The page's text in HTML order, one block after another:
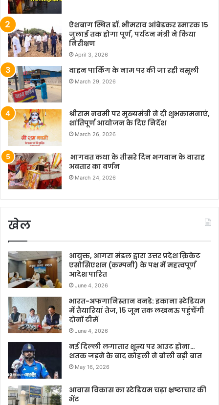
ऐशबाग स्थित डॉ. भीमराव आंबेडकर स्मारक 15
जुलाई तक होगा पूर्ण, पर्यटन मंत्री ने किया
निरीक्षण
April 3, 2026
वाहन पार्किंग के नाम पर की जा रही वसूली
March 29, 2026
श्रीराम नवमी पर मुख्यमंत्री ने दी शुभकामनाएं,
शांतिपूर्ण आयोजन के दिए निर्देश
March 26, 2026
भागवत कथा के तीसरे दिन भगवान के वाराह
अवतार का वर्णन
March 24, 2026
खेल
आयुक्त, आगरा मंडल द्वारा उत्तर प्रदेश क्रिकेट
एसोसिएशन (कम्पनी) के पक्ष में महत्वपूर्ण
आदेश पारित
June 4, 2026
भारत-अफगानिस्तान वनडे: इकाना स्टेडियम
में तैयारियां तेज, 15 जून तक लखनऊ पहुंचेंगी
दोनों टीमें
June 4, 2026
नई दिल्ली लगातार शून्य पर आउट होना…
शतक जड़ने के बाद कोहली ने बोली बड़ी बात
May 16, 2026
आवास विकास का स्टेडियम चढ़ा भ्रष्टाचार की
भेंट